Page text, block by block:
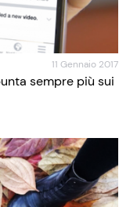
11 Gennaio 2017
sempre più sui